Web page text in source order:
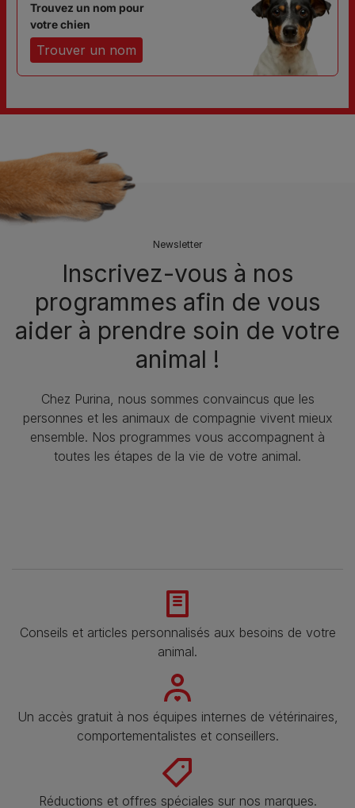
Trouvez un nom pour
votre chien
Trouver un nom
Newsletter
Inscrivez-vous à nos
programmes afin de vous
aider à prendre soin de votre
animal !
Chez Purina, nous sommes convaincus que les
personnes et les animaux de compagnie vivent mieux
ensemble. Nos programmes vous accompagnent à
toutes les étapes de la vie de votre animal.​
Conseils et articles personnalisés aux besoins de votre
animal​.
Un accès gratuit à nos équipes internes de vétérinaires,
comportementalistes et conseillers.
Réductions et offres spéciales sur nos marques​.